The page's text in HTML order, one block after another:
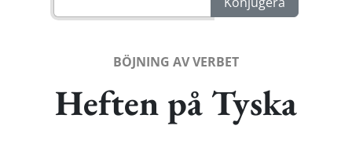
BÖJNING AV VERBET
Heften på Tyska